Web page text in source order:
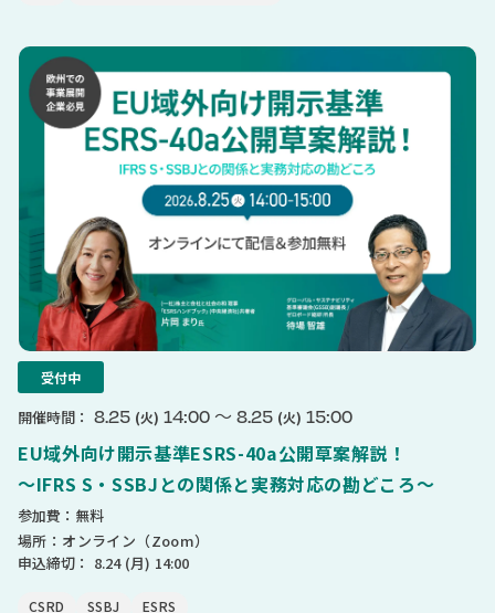
受付中
開催時間： 8.25 (火) 14:00 〜 8.25 (火) 15:00
EU域外向け開示基準ESRS-40a公開草案解説！
〜IFRS S・SSBJとの関係と実務対応の勘どころ〜
参加費：無料
場所：オンライン（Zoom）
申込締切： 8.24 (月) 14:00
CSRD SSBJ ESRS